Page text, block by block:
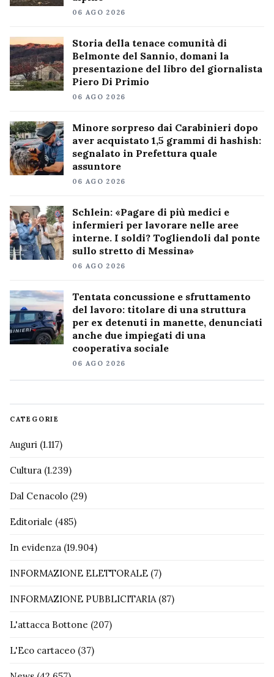
06 AGO 2026
Storia della tenace comunità di
Belmonte del Sannio, domani la
presentazione del libro del giornalista
Piero Di Primio
06 AGO 2026
Minore sorpreso dai Carabinieri dopo
aver acquistato 1,5 grammi di hashish:
segnalato in Prefettura quale
assuntore
06 AGO 2026
Schlein: «Pagare di più medici e
infermieri per lavorare nelle aree
interne. I soldi? Togliendoli dal ponte
sullo stretto di Messina»
06 AGO 2026
Tentata concussione e sfruttamento
del lavoro: titolare di una struttura
per ex detenuti in manette, denunciati
anche due impiegati di una
cooperativa sociale
06 AGO 2026
CATEGORIE
Auguri (1.117)
Cultura (1.239)
Dal Cenacolo (29)
Editoriale (485)
In evidenza (19.904)
INFORMAZIONE ELETTORALE (7)
INFORMAZIONE PUBBLICITARIA(87)
L'attacca Bottone (207)
L'Eco cartaceo (37)